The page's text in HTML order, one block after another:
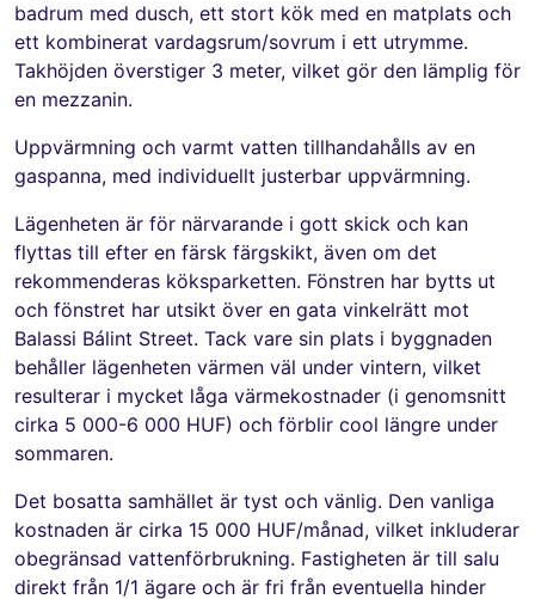
badrum med dusch, ett stort kök med en matplats och
ett kombinerat vardagsrum/sovrum i ett utrymme.
Takhöjden överstiger 3 meter, vilket gör den lämplig för
en mezzanin.
Uppvärmning och varmt vatten tillhandahålls av en
gaspanna, med individuellt justerbar uppvärmning.
Lägenheten är för närvarande i gott skick och kan
flyttas till efter en färsk färgskikt, även om det
rekommenderas köksparketten. Fönstren har bytts ut
och fönstret har utsikt över en gata vinkelrätt mot
Balassi Bálint Street. Tack vare sin plats i byggnaden
behåller lägenheten värmen väl under vintern, vilket
resulterar i mycket låga värmekostnader (i genomsnitt
cirka 5 000-6 000 HUF) och förblir cool längre under
sommaren.
Det bosatta samhället är tyst och vänlig. Den vanliga
kostnaden är cirka 15 000 HUF/månad, vilket inkluderar
obegränsad vattenförbrukning. Fastigheten är till salu
direkt från 1/1 ägare och är fri från eventuella hinder